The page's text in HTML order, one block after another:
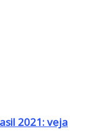
2021: veja